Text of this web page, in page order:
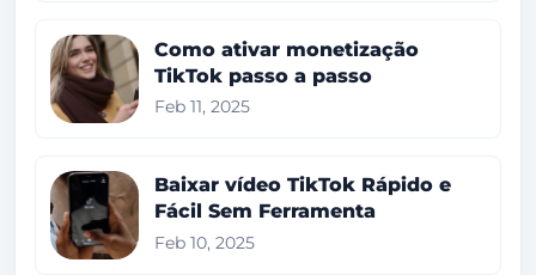
Como ativar monetização
TikTok passo a passo
Feb 11, 2025
Baixar vídeo TikTok Rápido e
Fácil Sem Ferramenta
Feb 10, 2025